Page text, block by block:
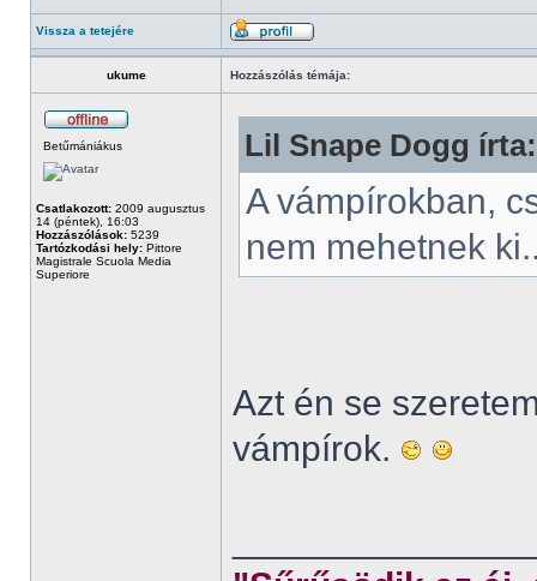
Vissza a tetejére
ukume Hozzászólás témája:
Betűmániákus
Csatlakozott: 2009 augusztus
14 (péntek), 16:03
Hozzászólások: 5239
Tartózkodási hely: Pittore
Magistrale Scuola Media
Superiore
Lil Snape Dogg írta:
A vámpírokban,
nem mehetnek
Azt én se
vámpírok.